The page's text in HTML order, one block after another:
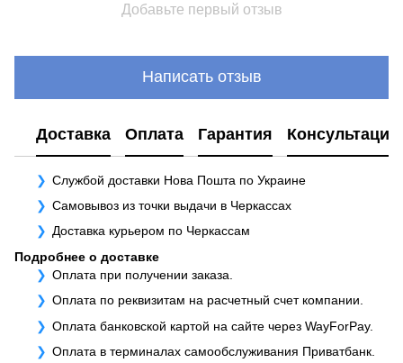
Добавьте первый отзыв
Написать отзыв
Доставка Оплата Гарантия Консультация
Службой доставки Нова Пошта по Украине
Самовывоз из точки выдачи в Черкассах
Доставка курьером по Черкассам
Подробнее о доставке
Оплата при получении заказа.
Оплата по реквизитам на расчетный счет компании.
Оплата банковской картой на сайте через WayForPay.
Оплата в терминалах самообслуживания Приватбанк.